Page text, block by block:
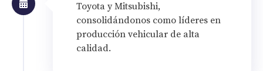
Toyota y Mitsubishi,
consolidándonos como líderes en
producción vehicular de alta
calidad.